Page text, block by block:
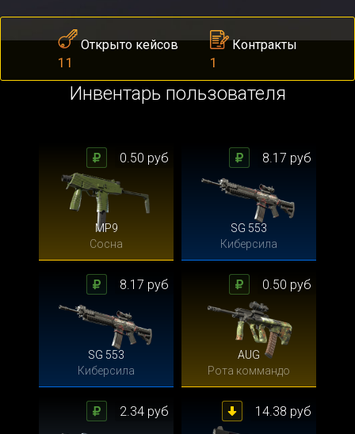
Открыто кейсов
11
Контракты
1
Инвентарь пользователя
MP9
Сосна
0.50 руб
SG 553
Киберсила
8.17 руб
SG 553
Киберсила
8.17 руб
AUG
Рота коммандо
0.50 руб
2.34 руб 14.38 руб